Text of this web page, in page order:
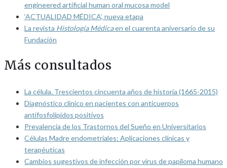
engineered artificial human oral mucosa model
‘ACTUALIDAD MÉDICA’, nueva etapa
La revista Histología Médicaen el cuarenta aniversario de su
Fundación
Más consultados
La célula. Trescientos cincuenta años de historia (1665-2015)
Diagnóstico clínico en pacientes con anticuerpos
antifosfolípidos positivos
Prevalencia de los Trastornos del Sueño en Universitarios
Células Madre endometriales: Aplicaciones clínicas y
terapéuticas
Cambios sugestivos de infección por virus de papiloma humano